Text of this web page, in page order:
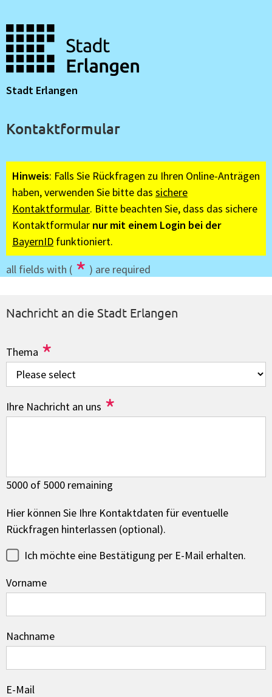
Stadt Erlangen
Kontaktformular
Hinweis: Falls Sie Rückfragen zu Ihren Online-Anträgen
haben, verwenden Sie bitte das sichere
Kontaktformular. Bitte beachten Sie, dass das sichere
Kontaktformular nur mit einem Login bei der
BayernID funktioniert.
all fields with ( * ) are required
Nachricht an die Stadt Erlangen
Thema *
Ihre Nachricht an uns *
5000 of 5000 remaining
Hier können Sie Ihre Kontaktdaten für eventuelle
Rückfragen hinterlassen (optional).
Ich möchte eine Bestätigung per E-Mail erhalten.
Vorname
Nachname
E-Mail